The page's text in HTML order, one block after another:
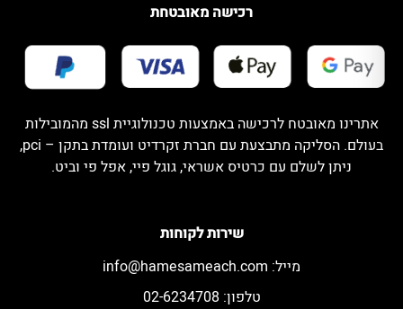
שירות לקוחות
מייל: info@hamesameach.com
טלפון: 02-6234708
רכישה מאובטחת
אתרינו מאובטח לרכישה באמצעות טכנולוגיית ssl מהמובילות
בעולם. הסליקה מתבצעת עם חברת זקרדיט ועומדת בתקן – pci,
ניתן לשלם עם כרטיס אשראי, גוגל פיי, אפל פי וביט.